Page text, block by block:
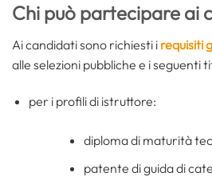
Chi può partecipare ai
Ai candidati sono richiesti i requisiti
alle selezioni pubbliche e i seguenti
per i profili di istruttore:
diploma di maturità
patente di guida di